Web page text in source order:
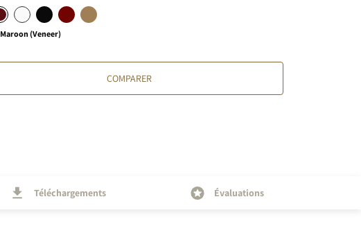
Maroon (Veneer)
COMPARER
Téléchargements Évaluations